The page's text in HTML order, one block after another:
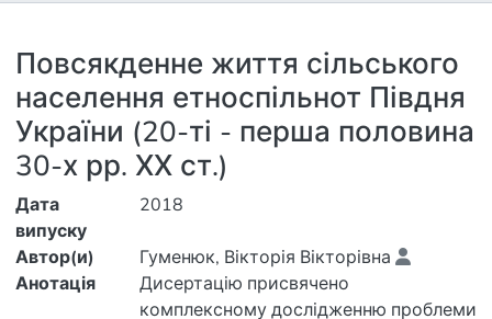
Повсякденне життя сільського
населення етноспільнот Півдня
України (20-ті - перша половина
30-х рр. ХХ ст.)
Дата
випуску
2018
Автор(и)
Гуменюк, Вікторія Вікторівна
Анотація
Дисертацію присвячено